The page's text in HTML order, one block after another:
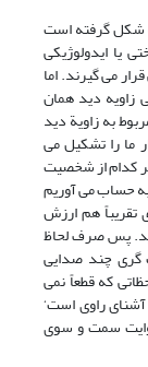
شکل گرفته است
یا ایدولوژیکی
می گیرند. اما
زاویه دید همان
به زاویة دید
ما را تشکیل می
کدام از شخصیت
حساب می آوریم
تقریباً هم ارزش
پس صرف لحاظ
گری چند صدایی
که قطعاً نمی
آشنای راوی است‘
سمت و سوی